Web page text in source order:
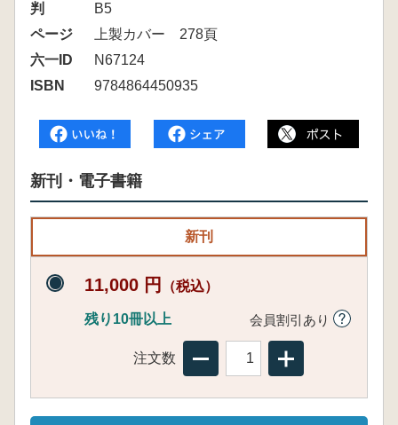
判
B5
ページ
上製カバー 278頁
六一ID
N67124
ISBN
9784864450935
新刊・電子書籍
新刊
11,000 円 （税込）
残り10冊以上 会員割引あり
注文数